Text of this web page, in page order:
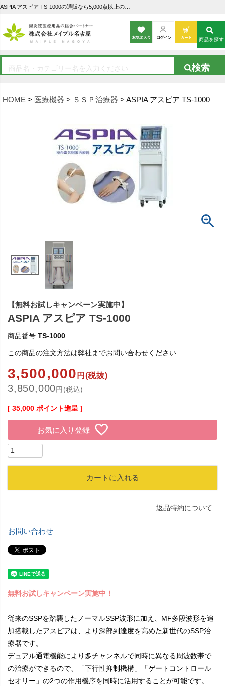
HOME 医療機器 ＳＳＰ治療器 ASPIA アスピア TS-1000
商品を探す
【無料お試しキャンペーン実施中】
ASPIA アスピア TS-1000
商品番号 TS-1000
この商品の注文方法は弊社までお問い合わせください
3,500,000 円(税抜)
3,850,000円(税込)
[ 35,000 ポイント進呈 ]
お気に入り登録
カートに入れる
返品特約について
お問い合わせ
無料お試しキャンペーン実施中！
従来のSSPを踏襲したノーマルSSP波形に加え、MF多段波形を追
加搭載したアスピアは、より深部到達度を高めた新世代のSSP治
療器です。
デュアル通電機能により多チャンネルで同時に異なる周波数帯で
の治療ができるので、「下行性抑制機構」「ゲートコントロール
セオリー」の2つの作用機序を同時に活用することが可能です。